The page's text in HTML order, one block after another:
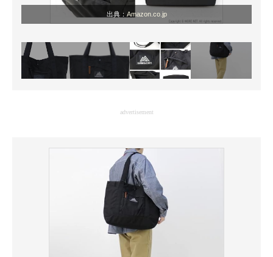
出典： Amazon.co.jp
advertisement